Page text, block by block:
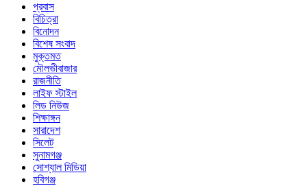
প্রবাস
বিচিত্রা
বিনোদন
বিশেষ সংবাদ
মুক্তমত
মৌলভীবাজার
রাজনীতি
লাইফ স্টাইল
লিড নিউজ
শিক্ষাঙ্গন
সারাদেশ
সিলেট
সুনামগঞ্জ
সোশ্যাল মিডিয়া
হবিগঞ্জ